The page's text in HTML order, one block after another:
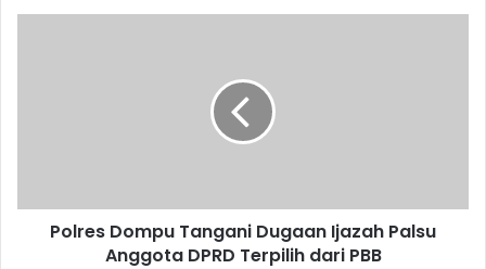
Polres Dompu Tangani Dugaan Ijazah Palsu
Anggota DPRD Terpilih dari PBB